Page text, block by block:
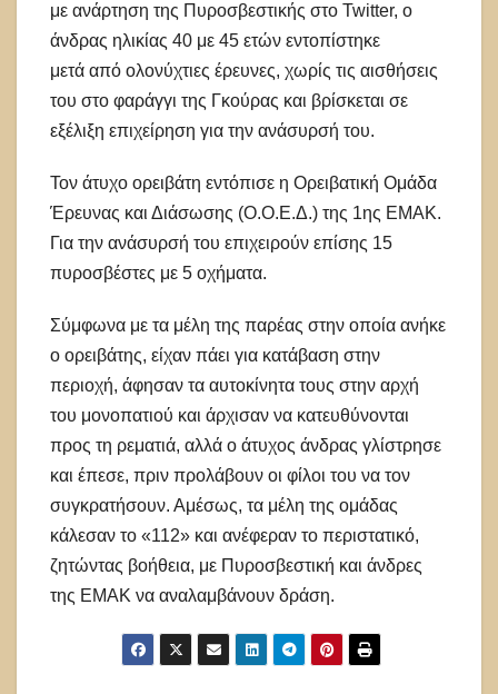
με ανάρτηση της Πυροσβεστικής στο Twitter, ο
άνδρας ηλικίας 40 με 45 ετών εντοπίστηκε
μετά από ολονύχτιες έρευνες, χωρίς τις αισθήσεις
του στο φαράγγι της Γκούρας και βρίσκεται σε
εξέλιξη επιχείρηση για την ανάσυρσή του.
Τον άτυχο ορειβάτη εντόπισε η Ορειβατική Ομάδα
Έρευνας και Διάσωσης (Ο.Ο.Ε.Δ.) της 1ης ΕΜΑΚ.
Για την ανάσυρσή του επιχειρούν επίσης 15
πυροσβέστες με 5 οχήματα.
Σύμφωνα με τα μέλη της παρέας στην οποία ανήκε
ο ορειβάτης, είχαν πάει για κατάβαση στην
περιοχή, άφησαν τα αυτοκίνητα τους στην αρχή
του μονοπατιού και άρχισαν να κατευθύνονται
προς τη ρεματιά, αλλά ο άτυχος άνδρας γλίστρησε
και έπεσε, πριν προλάβουν οι φίλοι του να τον
συγκρατήσουν. Αμέσως, τα μέλη της ομάδας
κάλεσαν το «112» και ανέφεραν το περιστατικό,
ζητώντας βοήθεια, με Πυροσβεστική και άνδρες
της ΕΜΑΚ να αναλαμβάνουν δράση.